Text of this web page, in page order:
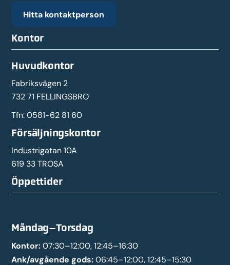
Hitta kontaktperson
Kontor
Huvudkontor
Fabriksvägen 2
732 71 FELLINGSBRO
Tfn:0581-62 81 60
Försäljningskontor
Industrigatan 10A
619 33 TROSA
Öppettider
Måndag–Torsdag
Kontor: 07:30–12:00, 12:45–16:30
Ank/avgående gods: 06:45–12:00, 12:45–15:30